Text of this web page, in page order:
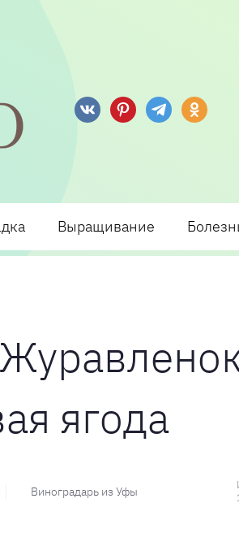
отзывы, технологии посадки и
Выращивание
ягода
Виноградарь из Уфы